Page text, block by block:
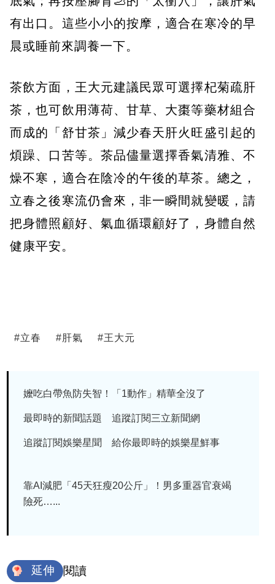
有出口。這些小小的按摩，適合在寒冷的早
晨或睡前來調養一下。
茶飲方面，王大元建議民眾可選擇杞菊疏肝
茶，也可飲用薄荷、甘草、大棗等藥材組合
而成的「舒甘茶」減少春天肝火旺盛引起的
煩躁、口苦等。茶品儘量選擇香氣清雅、不
燥不寒，適合在陰冷的午後的草茶。總之，
立春之後寒流仍會來，非一瞬間就變暖，請
把身體照顧好、氣血循環顧好了，身體自然
健康平安。
#立春 # 肝氣 #王大元
嬤吃白帶魚防失智！「1動作」精華全沒了
最即時的新聞話題 追蹤訂閱三立新聞網
追蹤訂閱娛樂星聞 給你最即時的娛樂星鮮事
靠AI減肥「45天狂瘦20公斤」！男多重器官衰竭
險死…...
延伸 閱讀